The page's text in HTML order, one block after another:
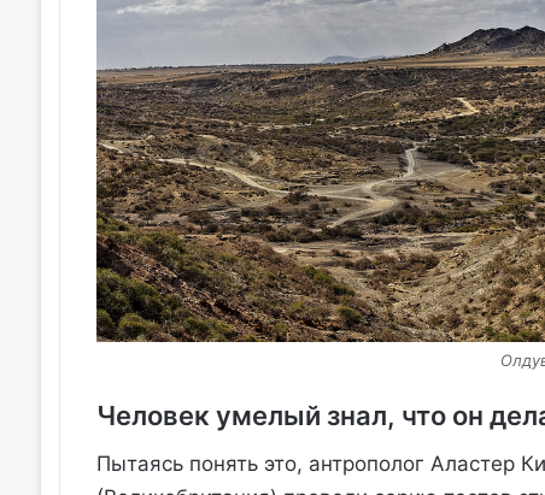
Человек умелый знал, что он
Пытаясь понять это, антрополог Аластер